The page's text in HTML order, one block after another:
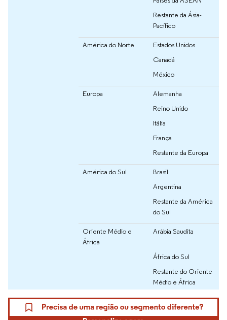
Restante da Ásia-
Pacífico
América do Norte
Estados Unidos
Canadá
México
Europa
Alemanha
Reino Unido
Itália
França
Restante da Europa
América do Sul
Brasil
Argentina
Restante da América
do Sul
Oriente Médio e
África
Arábia Saudita
África do Sul
Restante do Oriente
Médio e África